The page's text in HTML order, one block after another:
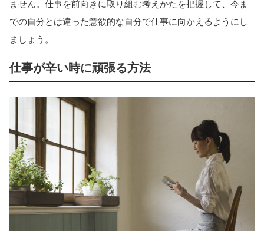
ません。仕事を前向きに取り組む考えかたを把握して、今ま
での自分とは違った意欲的な自分で仕事に向かえるようにし
ましょう。
仕事が辛い時に頑張る方法